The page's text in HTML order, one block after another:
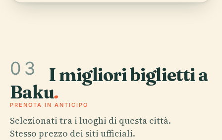
03 I migliori biglietti a
Baku.
PRENOTA IN ANTICIPO
Selezionati tra i luoghi di questa città.
Stesso prezzo dei siti ufficiali.